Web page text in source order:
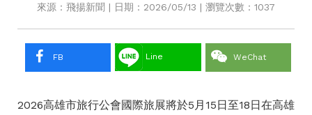
來源：飛揚新聞 | 日期：2026/05/13 | 瀏覽次數：1037
FB Line WeChat
2026高雄市旅行公會國際旅展將於5月15日至18日在高雄